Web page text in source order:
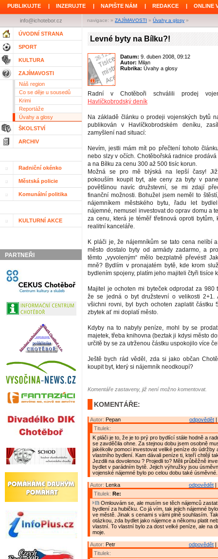
PUBLIKUJTE | INZERUJTE | NAPIŠTE NÁM | REDAKCE | ONLINE
navigace: » ZAJÍMAVOSTI » Úvahy a glosy »
info@ichotebor.cz
ÚVODNÍ STRANA
SPORT
KULTURA
ZAJÍMAVOSTI
Náš region
Co se děje u sousedů
Krimi
Reportáže
Úvahy a glosy
ŠKOLSTVÍ
ARCHIV
Radniční okénko
Městská policie
Komunální politika
KULTURNÍ AKCE
PARTNEŘI
Levné byty na Bílku?!
Datum: 9. duben 2008, 09:12
Autor: Milan
Rubrika: Úvahy a glosy
Radní v Chotěboři schválili prodej
Havlíčkobrodský deník
Na základě článku o prodeji vojenských bytů
publikován v Havlíčkobrodském deníku,
zamyšlení nad situací:
Nevím, jestli mám mít po přečtení tohoto
nebo slzy v očích. Chotěbořská radnice
a na Bílku za cenu 300 až 500 tisíc korun.
Možná se pro mě blýská na lepší časy!
pokouším koupit byt, ale ceny za byty v
povětšinou navíc družstevní, se mi zdají
finanční možnosti. Bohužel jsem neměl to
nájemníkem městského bytu, řadu let
nájemné, nemusel investovat do oprav domu a
za cenu, která je téměř třetinová oproti bytům,
realitní kanceláře.
K pláči je, že nájemníkům se tato cena nelíbí
město dostalo byty od armády zadarmo, a
těmto „vyvoleným“ mělo bezplatně převést!
mně? Bydlím v pronajatém bytě, kde krom
bydlením spojeny, platím jeho majiteli čtyři tisíce
Majitel je ochoten mi byteček odprodat za 980
že se jedná o byt družstevní o velikosti 2+1.
všichni rovni, byl bych ochoten zaplatit částku
zbytek ať mi doplatí město.
Kdyby na to nabyly peníze, mohl by se
majetek, třeba knihovna (beztak ji kdysi město
určitě by se za utrženou částku uspokojilo více
Ještě bych rád věděl, zda si jako občan
koupit byt, který si nájemník neodkoupí?
Komentáře zastaveny, již není možno komentovat.
KOMENTÁŘE:
odpovědět
Autor: Pepan
Titulek:
K pláči je to, že je to prý pro bydlící stále hodně a
se zavděčila ohne. Za stejnou dobu jsem osobně
jakékoliv pomoci investovat veliké peníze do údržby
vlastního bydlení. Kam dávali peníze ti, kteří chtějí
Jezdili na dovolenou ? Projedli to? Měli průběžně
bydlet v parádním bytě. Jejich výhružky jsou
vojenské nájemné bylo po celou dobu také úsměvné.
odpovědět |
Autor: Lenka
Titulek: Re:
Omlouvám se, ale musím se těch nájemců
bydlení za hubičku. Co já vím, tak jejich nájemné
ve městě. Jinak s cenami s vámi plně souhlasím.
otázkou, zda bydlet jako nájemce a někomu platit
vlastní. To vlastní bylo za dost velké peníze, ale na
moje.
odpovědět |
Autor: Petr
Titulek: